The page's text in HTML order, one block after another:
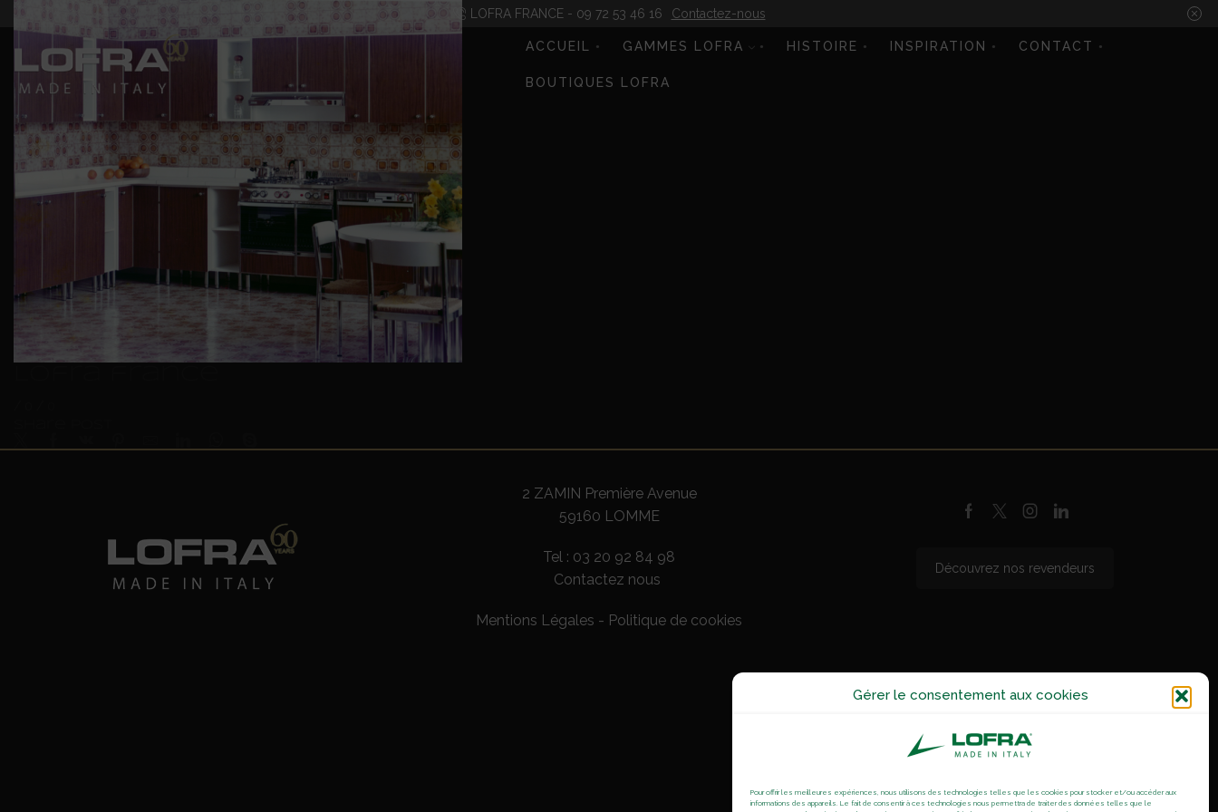
Gérer le consentement aux cookies
Pour offrir les meilleures expériences, nous utilisons des technologies telles que les cookies pour stocker et/ou accéder aux
informations des appareils. Le fait de consentir à ces technologies nous permettra de traiter des données telles que le
LOFRA FRANCE - 09 72 53 46 16 Contactez-nous
ACCUEIL GAMMES LOFRA HISTOIRE INSPIRATION CONTACT
BOUTIQUES LOFRA
2 ZAMIN Première Avenue
59160 LOMME
Tel : 03 20 92 84 98
Contactez nous
Mentions Légales - Politique de cookies
Facebook
TwitterInstagram
Linkedin
Découvrez nos revendeurs